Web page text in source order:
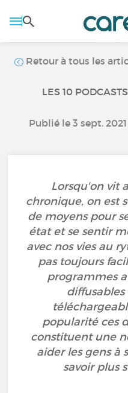
Retour à tous les
LES 10
Publié le 3 sept. 2021
Lorsqu'on vit
chronique, on est
de moyens pour
état et se sentir
avec nos vies au
pas toujours
programmes
popularité ces
constituent une
aider les gens à
savoir plus